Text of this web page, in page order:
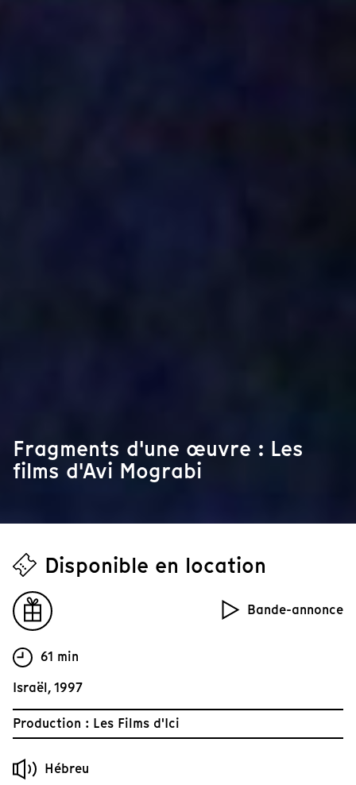
Fragments d'une œuvre : Les
films d'Avi Mograbi
Disponible en location
Bande-annonce
61 min
Israël, 1997
Production : Les Films d'Ici
Hébreu